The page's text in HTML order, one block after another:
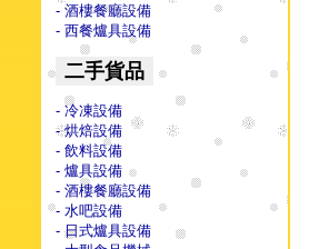
- 酒樓餐廳設備
- 西餐爐具設備
二手貨品
- 冷凍設備
- 烘焙設備
- 飲料設備
- 爐具設備
- 酒樓餐廳設備
- 水吧設備
- 日式爐具設備